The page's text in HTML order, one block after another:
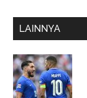
LAINNYA